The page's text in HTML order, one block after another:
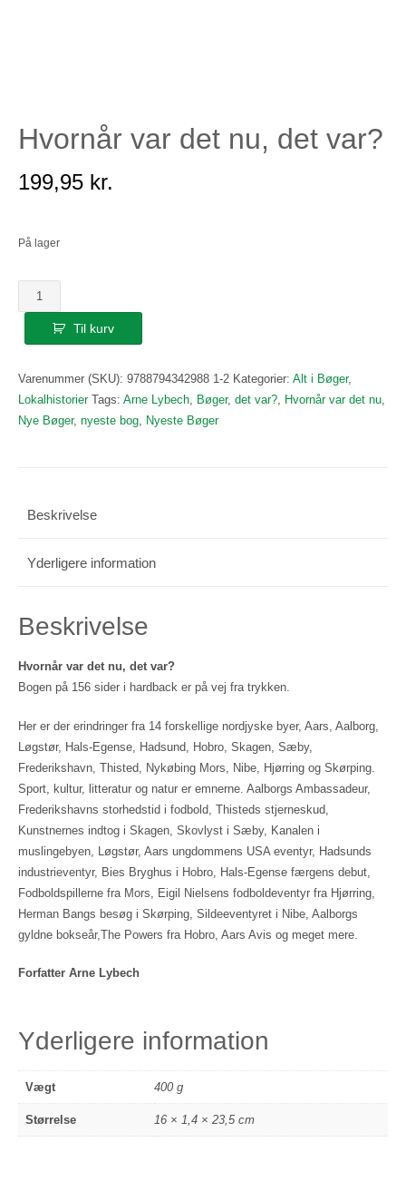
Hvornår var det nu, det var?
199,95 kr.
På lager
Hvornår
var
det
var?
antal
Til kurv
Varenummer (SKU): 9788794342988 1-2 Kategorier: Alt i Bøger,
Lokalhistorier Tags: Arne Lybech, Bøger, det var?, Hvornår var det nu,
Nye Bøger, nyeste bog, Nyeste Bøger
Beskrivelse
Yderligere information
Beskrivelse
Hvornår var det nu, det var?
Bogen på 156 sider i hardback er på vej fra trykken.
Her er der erindringer fra 14 forskellige nordjyske byer, Aars, Aalborg,
Løgstør, Hals-Egense, Hadsund, Hobro, Skagen, Sæby,
Frederikshavn, Thisted, Nykøbing Mors, Nibe, Hjørring og Skørping.
Sport, kultur, litteratur og natur er emnerne. Aalborgs Ambassadeur,
Frederikshavns storhedstid i fodbold, Thisteds stjerneskud,
Kunstnernes indtog i Skagen, Skovlyst i Sæby, Kanalen i
muslingebyen, Løgstør, Aars ungdommens USA eventyr, Hadsunds
industrieventyr, Bies Bryghus i Hobro, Hals-Egense færgens debut,
Fodboldspillerne fra Mors, Eigil Nielsens fodboldeventyr fra Hjørring,
Herman Bangs besøg i Skørping, Sildeeventyret i Nibe, Aalborgs
gyldne bokseår,The Powers fra Hobro, Aars Avis og meget mere.
Forfatter Arne Lybech
Yderligere information
Vægt 400 g
Størrelse 16 × 1,4 × 23,5 cm